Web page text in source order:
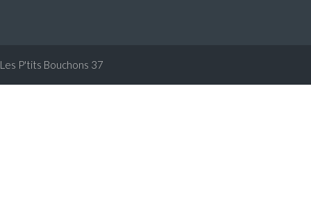
Les P'tits Bouchons 37